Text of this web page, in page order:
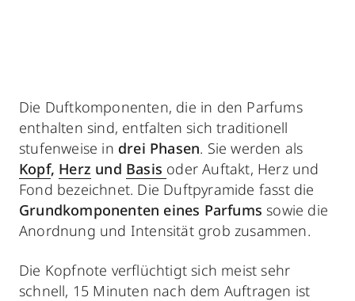
Die Duftkomponenten, die in den Parfums
enthalten sind, entfalten sich traditionell
stufenweise in drei Phasen. Sie werden als
Kopf, Herz und Basis oder Auftakt, Herz und
Fond bezeichnet. Die Duftpyramide fasst die
Grundkomponenten eines Parfums sowie die
Anordnung und Intensität grob zusammen.
Die Kopfnote verflüchtigt sich meist sehr
schnell, 15 Minuten nach dem Auftragen ist